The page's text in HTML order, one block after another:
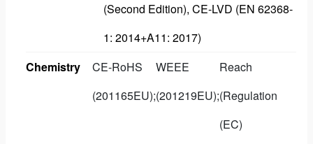
(Second Edition), CE-LVD (EN 62368-
1: 2014+A11: 2017)
Chemistry
CE-RoHS
(201165EU);
WEEE
(201219EU);
Reach
(Regulation
(EC)